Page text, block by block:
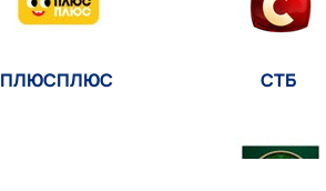
ПЛЮСПЛЮС СТБ